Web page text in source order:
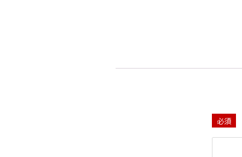
必須